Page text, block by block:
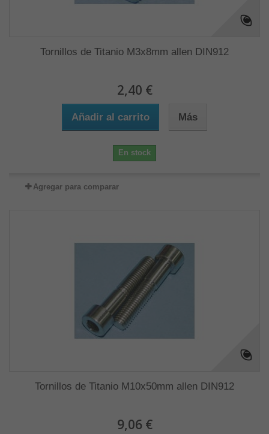
Tornillos de Titanio M3x8mm allen DIN912
2,40 €
Añadir al carrito Más
En stock
Agregar para comparar
Tornillos de Titanio M10x50mm allen DIN912
9,06 €